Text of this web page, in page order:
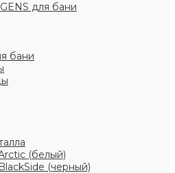
для бани
бани
(белый)
(черный)